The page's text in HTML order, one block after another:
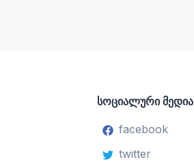
სოციალური მედია
facebook
twitter